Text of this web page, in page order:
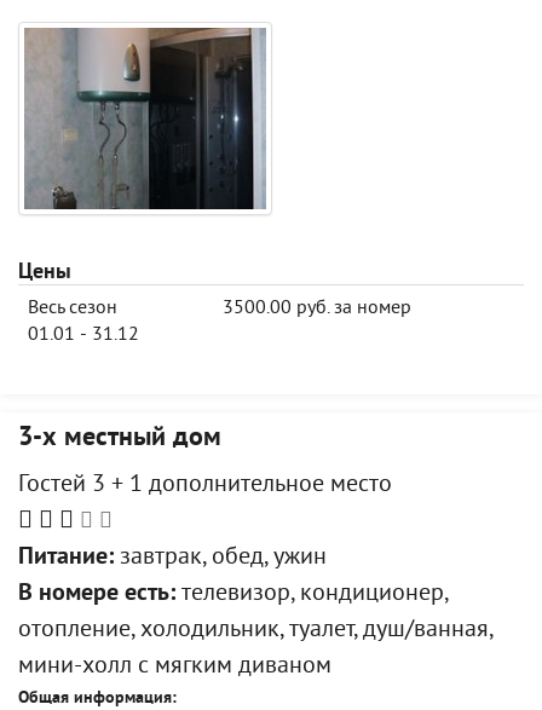
Цены
Весь сезон
01.01 - 31.12
3500.00 руб. за номер
3-х местный дом
Гостей 3 + 1 дополнительное место
Питание: завтрак, обед, ужин
В номере есть: телевизор, кондиционер,
отопление, холодильник, туалет, душ/ванная,
мини-холл с мягким диваном
Общая информация: